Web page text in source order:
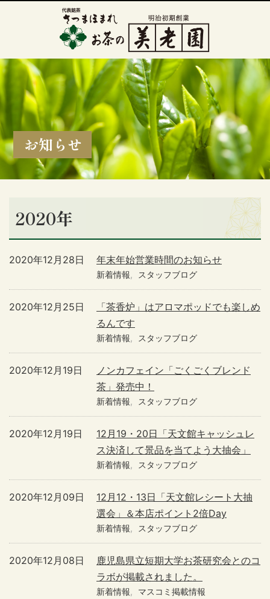
お知らせ
2020年
年末年始営業時間のお知らせ
2020年12月28日
新着情報 スタッフブログ
「茶香炉」はアロマポッドでも楽しめ
るんです
2020年12月25日
新着情報 スタッフブログ
ノンカフェイン「ごくごくブレンド
茶」発売中！
2020年12月19日
新着情報 スタッフブログ
12月19・20日「天文館キャッシュレ
ス決済して景品を当てよう大抽会」
2020年12月19日
新着情報 スタッフブログ
12月12・13日「天文館レシート大抽
選会」＆本店ポイント2倍Day
2020年12月09日
新着情報 スタッフブログ
鹿児島県立短期大学お茶研究会とのコ
ラボが掲載されました。
2020年12月08日
新着情報 マスコミ掲載情報